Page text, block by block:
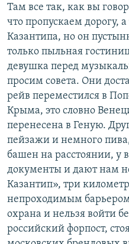
Там все так, как вы
что пропускаем дорогу,
Казантипа, но он
только пыльная
девушка перед
просим совета. Они
рейв переместился в
Крыма, это словно
перенесена в Геную.
пейзажи и немного
башен на расстоянии, у
документы и дают нам
Казантип», три
непроходимым
охрана и нельзя войти
российский форпост,